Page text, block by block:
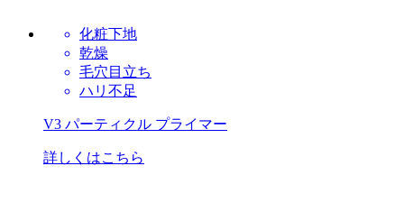
化粧下地
乾燥
毛穴目立ち
ハリ不足
V3 パーティクル プライマー
詳しくはこちら